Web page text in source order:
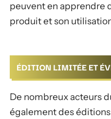
peuvent en apprendre
produit et son
ÉDITION LIMITÉE ET
De nombreux acteurs
également des